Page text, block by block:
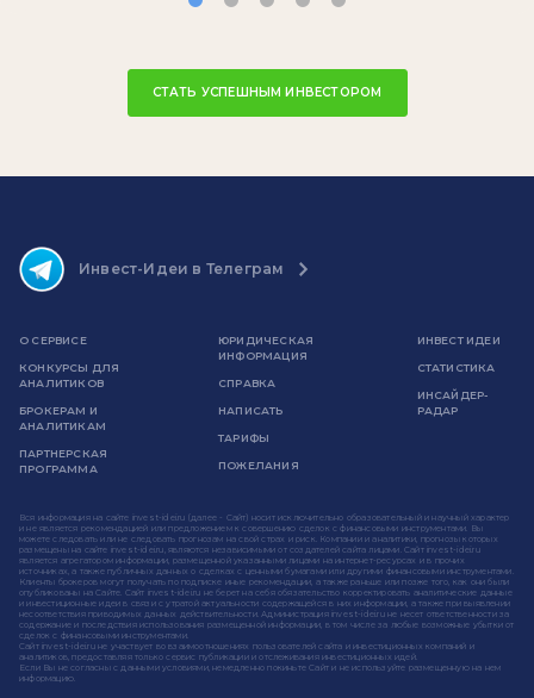
СТАТЬ УСПЕШНЫМ ИНВЕСТОРОМ
Инвест-Идеи в Телеграм
О СЕРВИСЕ
КОНКУРСЫ ДЛЯ
АНАЛИТИКОВ
БРОКЕРАМ И
АНАЛИТИКАМ
ПАРТНЕРСКАЯ
ПРОГРАММА
ЮРИДИЧЕСКАЯ
ИНФОРМАЦИЯ
СПРАВКА
НАПИСАТЬ
ТАРИФЫ
ПОЖЕЛАНИЯ
ИНВЕСТ ИДЕИ
СТАТИСТИКА
ИНСАЙДЕР-
РАДАР
Вся информация на сайте invest-idei.ru (далее - Сайт) носит исключительно образовательный и научный характер
и не является рекомендацией или предложением к совершению сделок с финансовыми инструментами. Вы
можете следовать или не следовать прогнозам на свой страх и риск. Компании и аналитики, прогнозы которых
размещены на сайте invest-idei.ru, являются независимыми от создателей сайта лицами. Сайт invest-idei.ru
является агрегатором информации, размещенной указанными лицами на интернет-ресурсах и в прочих
источниках, а также публичных данных о сделках с ценными бумагами или другими финансовыми инструментами.
Клиенты брокеров могут получать по подписке иные рекомендации, а также раньше или позже того, как они были
опубликованы на Сайте. Сайт invest-idei.ru не берет на себя обязательство корректировать аналитические данные
и инвестиционные идеи в связи с утратой актуальности содержащейся в них информации, а также при выявлении
несоответствия приводимых данных действительности. Администрация invest-idei.ru не несет ответственности за
содержание и последствия использования размещенной информации, в том числе за любые возможные убытки от
сделок с финансовыми инструментами.
Сайт invest-idei.ru не участвует во взаимоотношениях пользователей сайта и инвестиционных компаний и
аналитиков, предоставляя только сервис публикации и отслеживания инвестиционных идей.
Если Вы не согласны с данными условиями, немедленно покиньте Сайт и не используйте размещенную на нем
информацию.